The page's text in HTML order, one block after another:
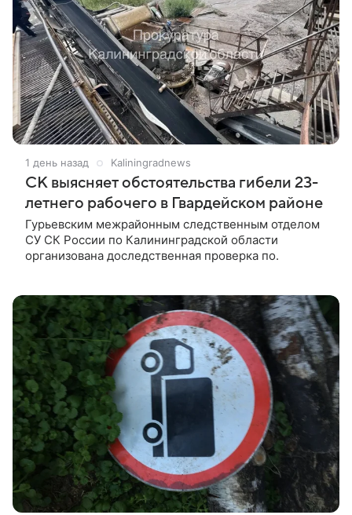
1 день назад Kaliningradnews
СК выясняет обстоятельства гибели 23-
летнего рабочего в Гвардейском районе
Гурьевским межрайонным следственным отделом
СУ СК России по Калининградской области
организована доследственная проверка по.